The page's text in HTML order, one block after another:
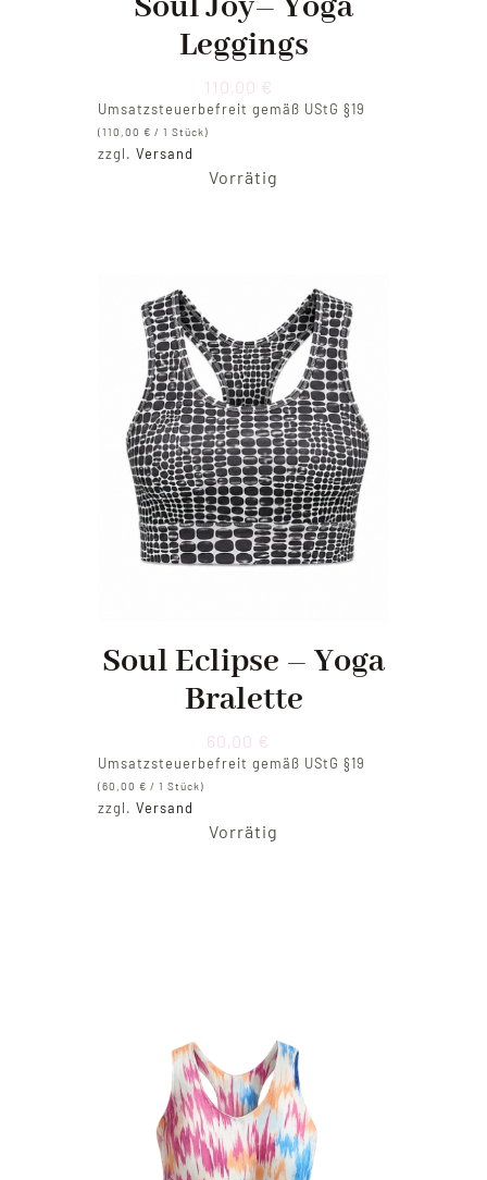
Leggings
110,00 €
Umsatzsteuerbefreit gemäß UStG §19
(110,00€ / 1 Stück)
zzgl.Versand
Vorrätig
Soul Eclipse – Yoga
Bralette
60,00 €
Umsatzsteuerbefreit gemäß UStG §19
(60,00€ / 1 Stück)
zzgl.Versand
Vorrätig